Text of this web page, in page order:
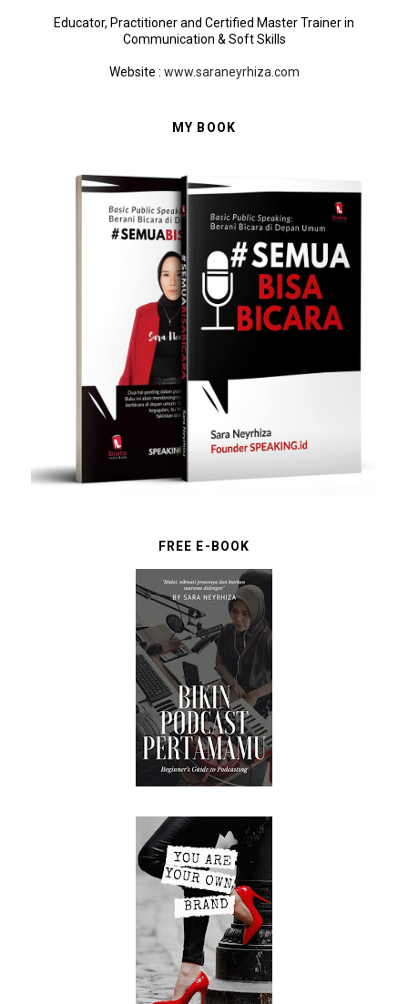
Educator, Practitioner and Certified Master Trainer in
Communication & Soft Skills
Website : www.saraneyrhiza.com
MY BOOK
FREE E-BOOK